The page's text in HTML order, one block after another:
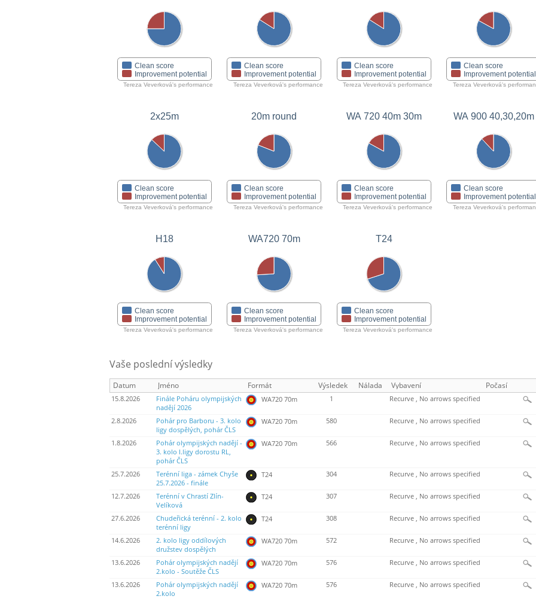
Clean score
Improvement potential
Tereza Veverková's performance
Clean score
Improvement potential
Tereza Veverková's performance
Clean score
Improvement potential
Tereza Veverková's performance
Clean score
Improvement potential
Tereza Veverková's
2x25m
Clean score
Improvement potential
Tereza Veverková's performance
20m round
Clean score
Improvement potential
Tereza Veverková's performance
WA 720 40m 30m
Clean score
Improvement potential
Tereza Veverková's performance
WA 900 40,30,20m
Clean score
Improvement potential
Tereza Veverková's
H18
Clean score
Improvement potential
Tereza Veverková's performance
WA720 70m
Clean score
Improvement potential
Tereza Veverková's performance
T24
Clean score
Improvement potential
Tereza Veverková's performance
Vaše poslední výsledky
Datum Jméno Formát Výsledek Nálada Vybavení Počasí
15.8.2026
Finále Poháru olympijských
nadějí 2026
WA720 70m 1 Recurve , No arrows specified
2.8.2026
Pohár pro Barboru - 3. kolo
ligy dospělých, pohár ČLS
WA720 70m 580 Recurve , No arrows specified
1.8.2026
Pohár olympijských nadějí -
3. kolo I.ligy dorostu RL,
pohár ČLS
WA720 70m 566 Recurve , No arrows specified
25.7.2026
Terénní liga - zámek Chyše
25.7.2026 - finále
T24 304 Recurve , No arrows specified
12.7.2026
Terénní v Chrastí Zlín-
Velíková
T24 307 Recurve , No arrows specified
27.6.2026
Chudeřická terénní - 2. kolo
terénní ligy
T24 308 Recurve , No arrows specified
14.6.2026
2. kolo ligy oddílových
družstev dospělých
WA720 70m 572 Recurve , No arrows specified
13.6.2026
Pohár olympijských nadějí
2.kolo - Soutěže ČLS
WA720 70m 576 Recurve , No arrows specified
13.6.2026
Pohár olympijských nadějí
2.kolo
WA720 70m 576 Recurve , No arrows specified